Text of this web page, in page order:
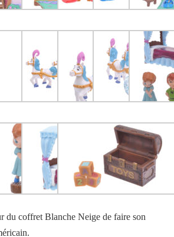
du coffret Blanche Neige de faire son